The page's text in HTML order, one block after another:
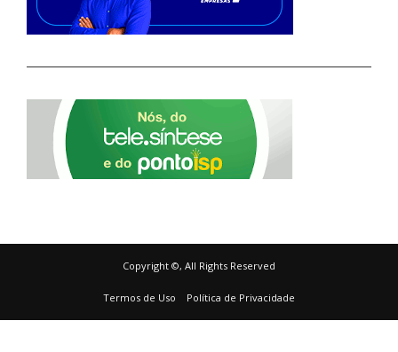
Copyright ©, All Rights Reserved
Termos de Uso Política de Privacidade